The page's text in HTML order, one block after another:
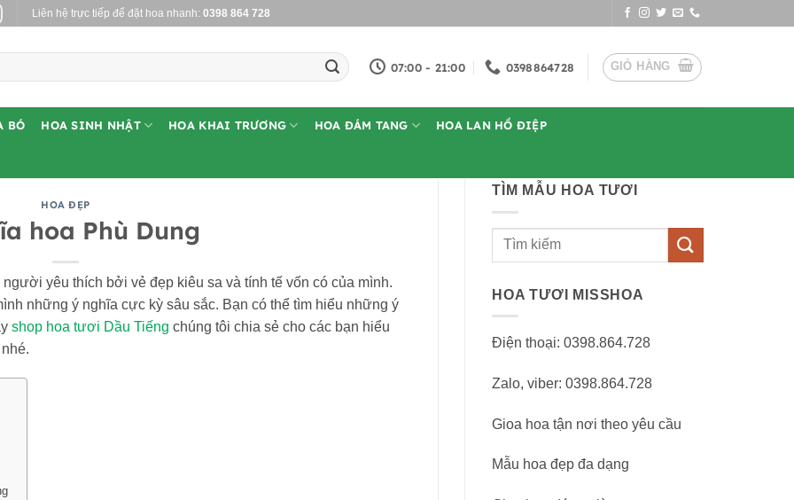
Liên hệ trực tiếp để đặt hoa nhanh: 0398 864 728
07:00 - 21:00 0398864728 GIỎ HÀNG
BÓ HOA SINH NHẬT HOA KHAI TRƯƠNG HOA ĐÁM TANG HOA LAN HỒ ĐIỆP
HOA ĐẸP
hoa Phù Dung
yêu thích bởi vẻ đẹp kiêu sa và tính tế vốn có của mình.
những ý nghĩa cực kỳ sâu sắc. Bạn có thể tìm hiểu những ý
shop hoa tươi Dầu Tiếng chúng tôi chia sẻ cho các bạn hiểu
TÌM MẪU HOA TƯƠI
Tìm
HOA TƯƠI MISSHOA
Điện thoại: 0398.864.728
Zalo, viber: 0398.864.728
Gioa hoa tận nơi theo yêu cầu
Mẫu hoa đẹp đa dạng